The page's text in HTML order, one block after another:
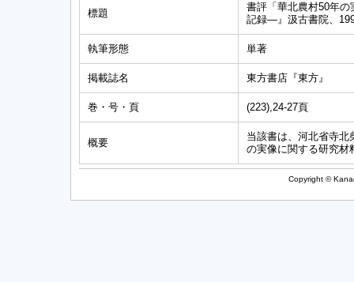
標題
書評「華北農村50年
記録―』汲古書院、
執筆形態 単著
掲載誌名 東方書店『東方』
巻・号・頁 (223),24-27頁
概要
当該書は、河北省寺北
の実像に関する研究材
Copyright ©